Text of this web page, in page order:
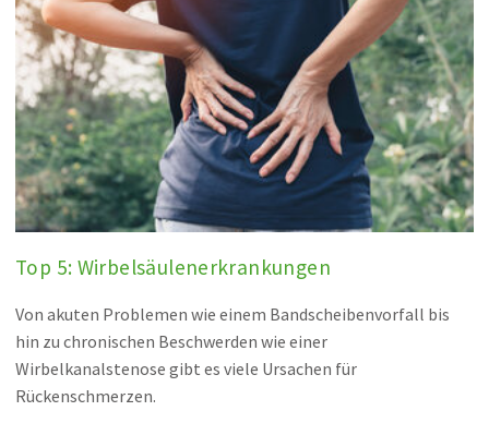
Top 5: Wirbelsäulenerkrankungen
Von akuten Problemen wie einem Bandscheibenvorfall bis
hin zu chronischen Beschwerden wie einer
Wirbelkanalstenose gibt es viele Ursachen für
Rückenschmerzen.